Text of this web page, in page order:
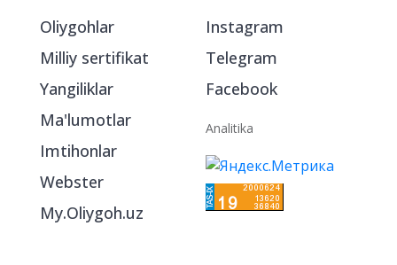
Oliygohlar
Milliy sertifikat
Yangiliklar
Ma'lumotlar
Imtihonlar
Webster
My.Oliygoh.uz
Instagram
Telegram
Facebook
Analitika